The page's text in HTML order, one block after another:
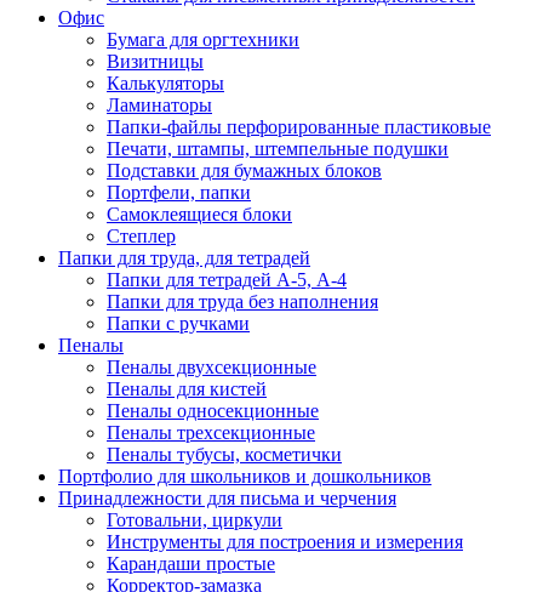
Офис
Бумага для оргтехники
Визитницы
Калькуляторы
Ламинаторы
Папки-файлы перфорированные пластиковые
Печати, штампы, штемпельные подушки
Подставки для бумажных блоков
Портфели, папки
Самоклеящиеся блоки
Степлер
Папки для труда, для тетрадей
Папки для тетрадей А-5, А-4
Папки для труда без наполнения
Папки с ручками
Пеналы
Пеналы двухсекционные
Пеналы для кистей
Пеналы односекционные
Пеналы трехсекционные
Пеналы тубусы, косметички
Портфолио для школьников и дошкольников
Принадлежности для письма и черчения
Готовальни, циркули
Инструменты для построения и измерения
Карандаши простые
Корректор-замазка